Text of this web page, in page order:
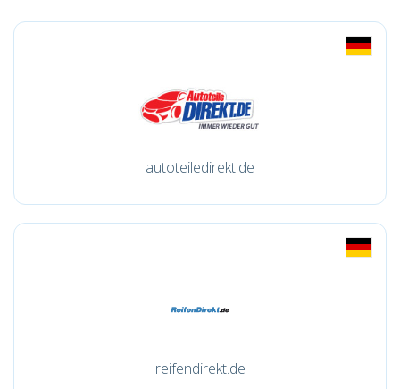
autoteiledirekt.de
reifendirekt.de